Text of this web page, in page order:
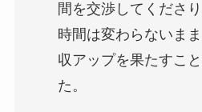
間を交渉してくださ
時間は変わらないま
収アップを果たすこ
た。